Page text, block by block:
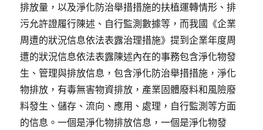
排放量，以及淨化防治舉措措施的扶植運轉情形、排
污允許證履行陳述、自行監測數據等，而我國《企業
周遭的狀況信息依法表露治理措施》提到企業年度周
遭的狀況信息依法表露陳述內在的事務包含淨化物發
生、管理與排放信息，包含淨化防治舉措措施，淨化
物排放，有毒無害物資排放，產業固體廢料和風險廢
料發生、儲存、流向、應用、處理，自行監測等方面
的信息。一個是淨化物排放信息，一個是淨化物發